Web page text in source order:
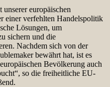
europäischen
einer verfehlten Handelspolitik
Lösungen, um
sichern und die
Nachdem sich von der
bewährt hat, ist es
Bevölkerung auch
so die freiheitliche EU-